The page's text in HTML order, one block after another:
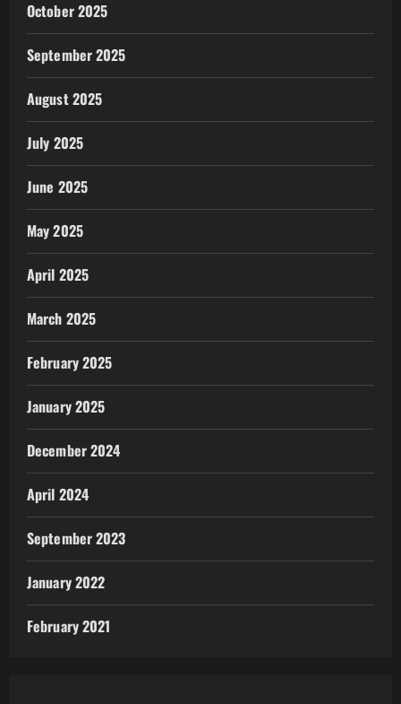
October 2025
September 2025
August 2025
July 2025
June 2025
May 2025
April 2025
March 2025
February 2025
January 2025
December 2024
April 2024
September 2023
January 2022
February 2021